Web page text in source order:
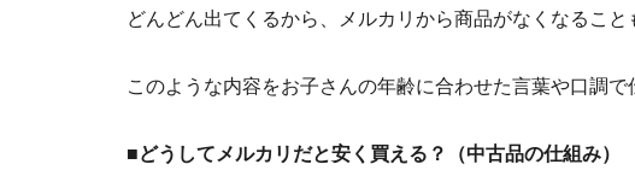
どんどん出てくるから、メルカリから商品がなくなること
このような内容をお子さんの年齢に合わせた言葉や口調で
■どうしてメルカリだと安く買える？（中古品の仕組み）